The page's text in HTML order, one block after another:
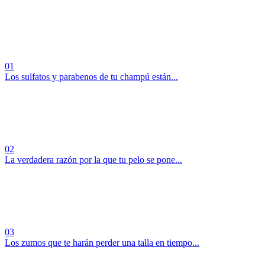
01
Los sulfatos y parabenos de tu champú están...
02
La verdadera razón por la que tu pelo se pone...
03
Los zumos que te harán perder una talla en tiempo...